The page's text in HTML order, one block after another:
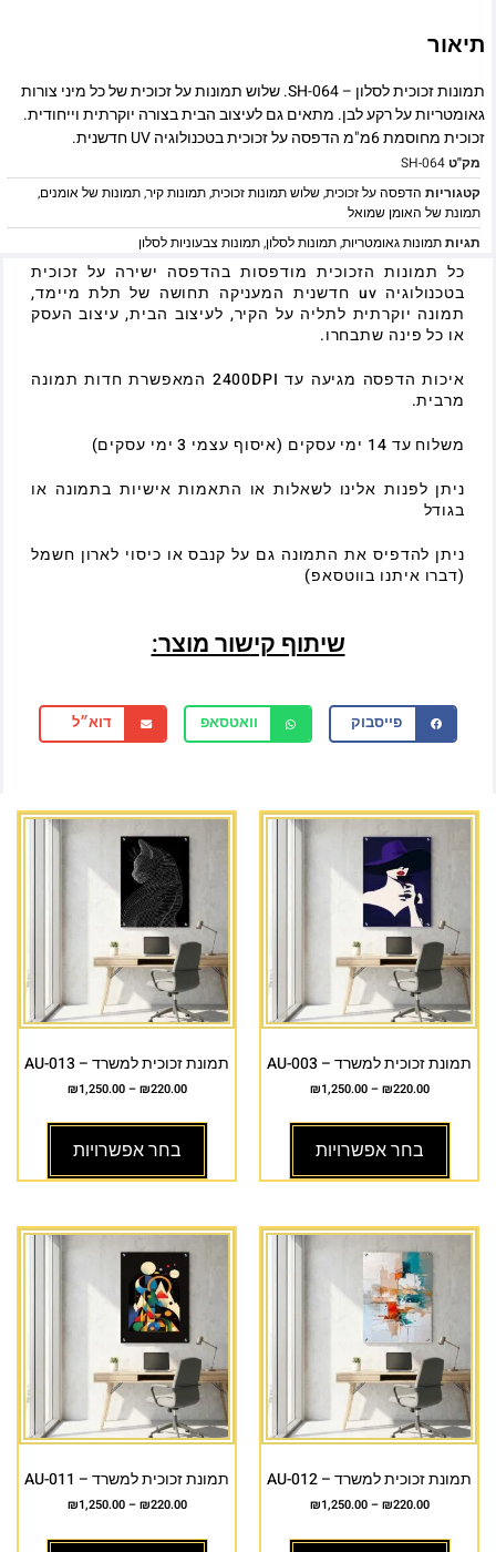
תיאור
תמונות זכוכית לסלון – SH-064. שלוש תמונות על זכוכית של כל מיני צורות
גאומטריות על רקע לבן. מתאים גם לעיצוב הבית בצורה יוקרתית וייחודית.
זכוכית מחוסמת 6מ"מ הדפסה על זכוכית בטכנולוגיה UV חדשנית.
מק"טSH-064
קטגוריות הדפסה על זכוכית,שלוש תמונות זכוכית,תמונות קיר,תמונות של אומנים,
תמונת של האומן שמואל
תגיותתמונות גאומטריות,תמונות לסלון,תמונות צבעוניות לסלון
כל תמונות הזכוכית מודפסות בהדפסה ישירה על זכוכית
בטכנולוגיה uv חדשנית המעניקה תחושה של תלת מיימד,
תמונה יוקרתית לתליה על הקיר, לעיצוב הבית, עיצוב העסק
או כל פינה שתבחרו.
איכות הדפסה מגיעה עד 2400DPI המאפשרת חדות תמונה
מרבית.
משלוח עד 14 ימי עסקים (איסוף עצמי 3 ימי עסקים)
ניתן לפנות אלינו לשאלות או התאמות אישיות בתמונה או
בגודל
ניתן להדפיס את התמונה גם על קנבס או כיסוי לארון חשמל
(דברו איתנו בווטסאפ)
שיתוף קישור מוצר:
פייסבוק וואטסאפ דוא״ל
תמונת זכוכית למשרד – AU-003
₪220.00
–
₪1,250.00
בחר אפשרויות
תמונת זכוכית למשרד – AU-013
₪220.00
–
₪1,250.00
בחר אפשרויות
תמונת זכוכית למשרד – AU-012
₪220.00
–
₪1,250.00
תמונת זכוכית למשרד – AU-011
₪220.00
–
₪1,250.00